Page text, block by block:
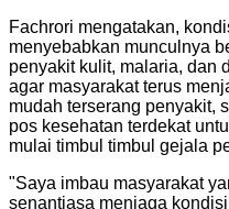
Fachrori mengatakan,
menyebabkan munculnya
penyakit kulit, malaria, dan
agar masyarakat terus
mudah terserang penyakit,
pos kesehatan terdekat
mulai timbul timbul gejala
"Saya imbau masyarakat
senantiasa menjaga